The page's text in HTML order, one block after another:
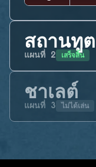
สถานทูต
แผนที่ 2 เสร็จสิ้น
ชาเลต์
แผนที่ 3 ไม่ได้เล่น